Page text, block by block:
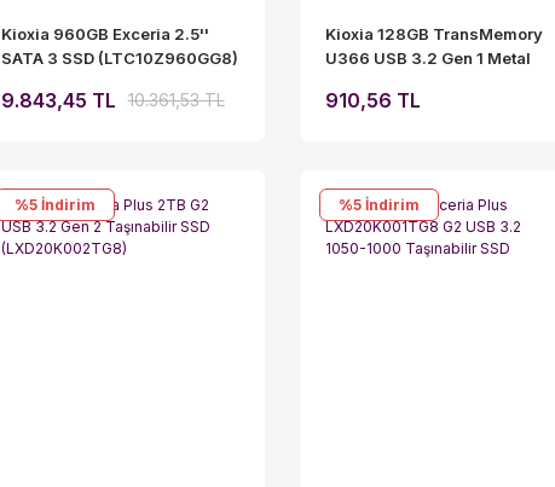
Kioxia 960GB Exceria 2.5''
SATA 3 SSD (LTC10Z960GG8)
Yazma
9.843,45 TL 10.361,53 TL
Kioxia 128GB TransMemory
U366 USB 3.2 Gen 1 Metal
Hızlı Taşınabilir USB Bellek
910,56 TL
%5 İndirim %5İndirim